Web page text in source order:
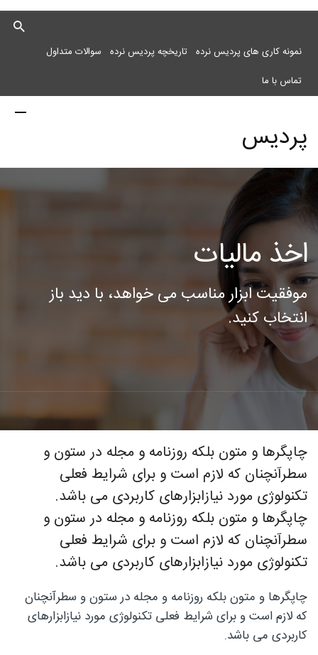
نمونه کاری های پردیس نرده تاریخچه پردیس نرده سوالات متداول
تماس با ما
پردیس
نرده
مرکز
فوق
تخصصی
نصب
نرده
های
اخذ مالیات
موفقیت ابزار مناسب می خواهد، با دید باز
انتخاب کنید.
چاپگرها و متون بلکه روزنامه و مجله در ستون و
سطرآنچنان که لازم است و برای شرایط فعلی
تکنولوژی مورد نیازابزارهای کاربردی می باشد.
چاپگرها و متون بلکه روزنامه و مجله در ستون و
سطرآنچنان که لازم است و برای شرایط فعلی
تکنولوژی مورد نیازابزارهای کاربردی می باشد.
چاپگرها و متون بلکه روزنامه و مجله در ستون و سطرآنچنان
که لازم است و برای شرایط فعلی تکنولوژی مورد نیازابزارهای
کاربردی می باشد.